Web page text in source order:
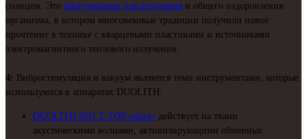
солнцем. Это оборудование для похудения и общего оздоровления
организма, в котором многовековые традиции получили новое
прочтение в технике с кварцевыми пластинами и источниками
электромагнитного теплового излучения.
4: Вибростимуляция и вакуум являются теми инструментами, которые
используются в аппаратах DUOLITH:
DUOLITH SD1 T-TOP «ultra» действует на ткани
акустическими волнами, активизирующими обменные